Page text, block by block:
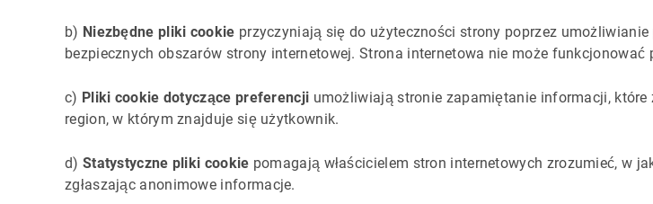
b) Niezbędne pliki cookie przyczyniają się do użyteczności strony poprzez
bezpiecznych obszarów strony internetowej. Strona internetowa nie może funkcjonować
c) Pliki cookie dotyczące preferencji umożliwiają stronie zapamiętanie informacji,
region, w którym znajduje się użytkownik.
d) Statystyczne pliki cookie pomagają właścicielem stron internetowych zrozumieć, w
zgłaszając anonimowe informacje.